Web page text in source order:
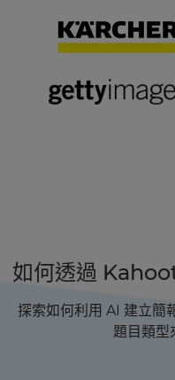
如何透過
探索如何利用 AI 建立簡
題目類型